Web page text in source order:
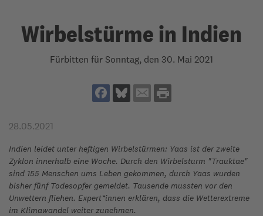
Wirbelstürme in Indien
Fürbitten für Sonntag, den 30. Mai 2021
28.05.2021
Indien leidet unter heftigen Wirbelstürmen: Yaas ist der zweite
Zyklon innerhalb eine Woche. Durch den Wirbelsturm "Trauktae"
sind 155 Menschen ums Leben gekommen, durch Yaas wurden
bisher fünf Todesopfer gemeldet. Tausende mussten vor den
Unwettern fliehen. Expert*innen erklären, dass die Wetterextreme
im Klimawandel weiter zunehmen.